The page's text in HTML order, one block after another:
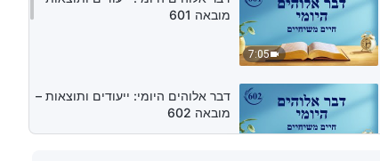
7:05
מובאה 601
דבר אלוהים היומי: ייעודים ותוצאות –
מובאה 602